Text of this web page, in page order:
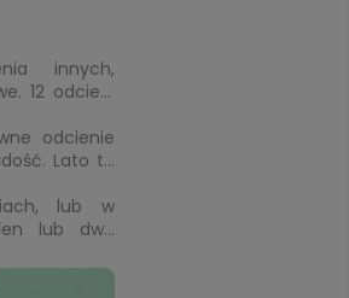
innych,
12 odcieni
odcienie
Lato to
Neon
to zdecydowanie jedna z najbardziej żywych kolekcji.
lub w
lub dwa
będą
wyglądać ze spokojniejszymi, neutralnymi kolorami.